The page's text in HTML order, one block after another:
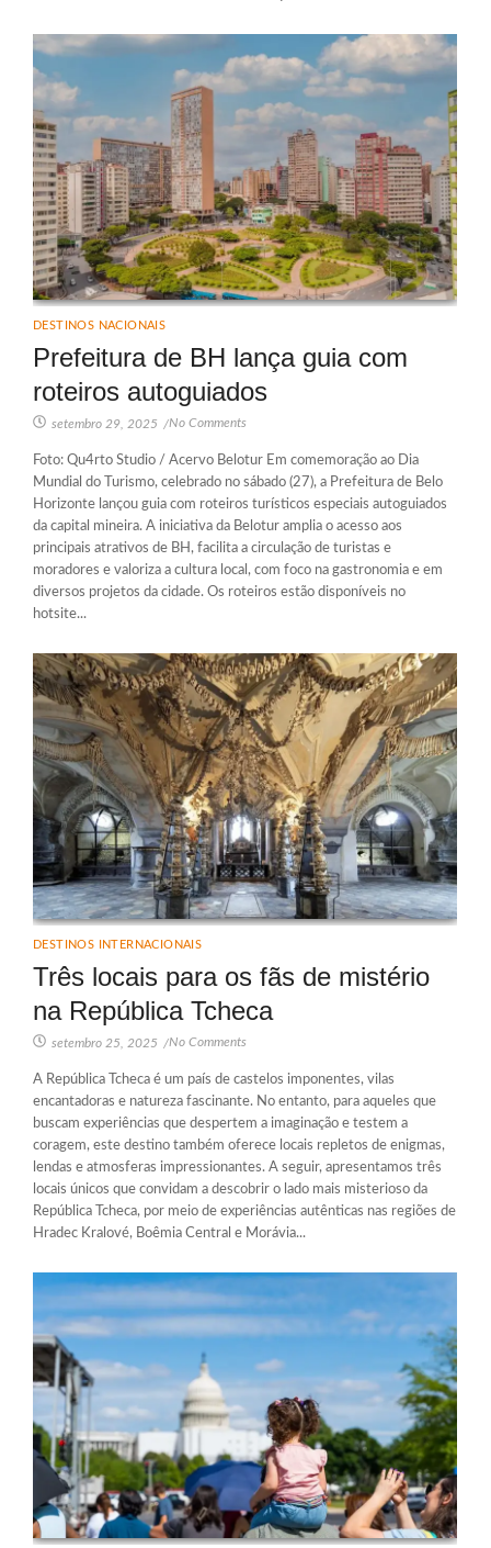
DESTINOS NACIONAIS
Prefeitura de BH lança guia com
roteiros autoguiados
setembro 29, 2025 /No Comments
Foto: Qu4rto Studio / Acervo Belotur Em comemoração ao Dia
Mundial do Turismo, celebrado no sábado (27), a Prefeitura de Belo
Horizonte lançou guia com roteiros turísticos especiais autoguiados
da capital mineira. A iniciativa da Belotur amplia o acesso aos
principais atrativos de BH, facilita a circulação de turistas e
moradores e valoriza a cultura local, com foco na gastronomia e em
diversos projetos da cidade. Os roteiros estão disponíveis no
hotsite...
DESTINOS INTERNACIONAIS
Três locais para os fãs de mistério
na República Tcheca
setembro 25, 2025 /No Comments
A República Tcheca é um país de castelos imponentes, vilas
encantadoras e natureza fascinante. No entanto, para aqueles que
buscam experiências que despertem a imaginação e testem a
coragem, este destino também oferece locais repletos de enigmas,
lendas e atmosferas impressionantes. A seguir, apresentamos três
locais únicos que convidam a descobrir o lado mais misterioso da
República Tcheca, por meio de experiências autênticas nas regiões de
Hradec Kralové, Boêmia Central e Morávia...